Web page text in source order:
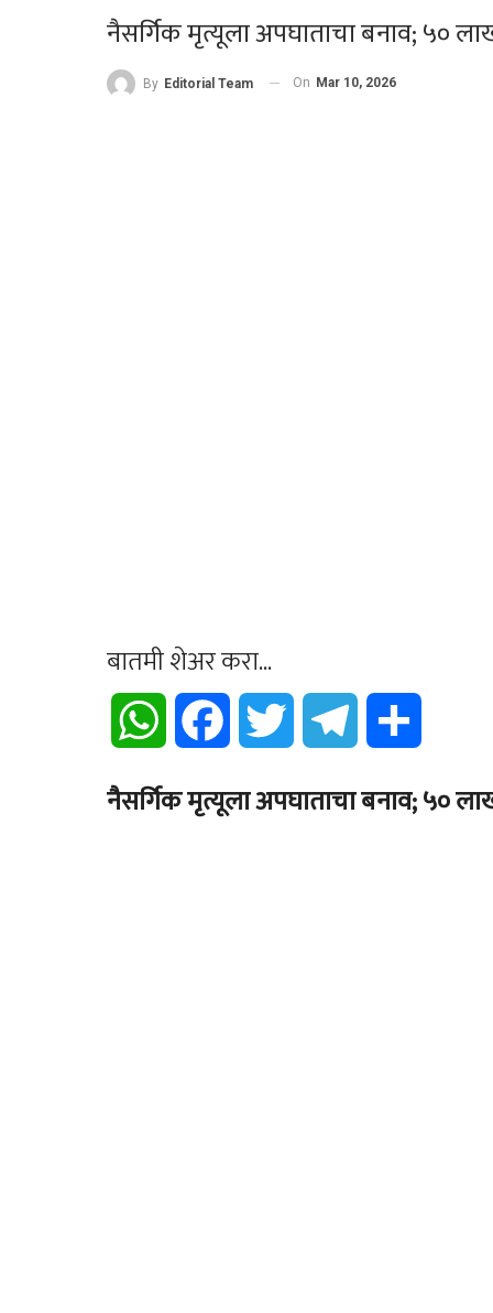
नैसर्गिक मृत्यूला अपघाताचा बनाव; ५०
By Editorial Team On Mar 10, 2026
बातमी शेअर करा...
WhatsApp Facebook Twitter Telegram
नैसर्गिक मृत्यूला अपघाताचा बनाव; ५०